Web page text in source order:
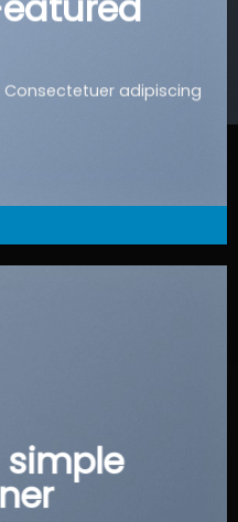
adipiscing
simple